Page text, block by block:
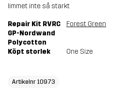
limmet inte så starkt
Repair Kit RVRC
GP-Nordwand
Polycotton
Forest Green
Köpt storlek One Size
Artikelnr 10973